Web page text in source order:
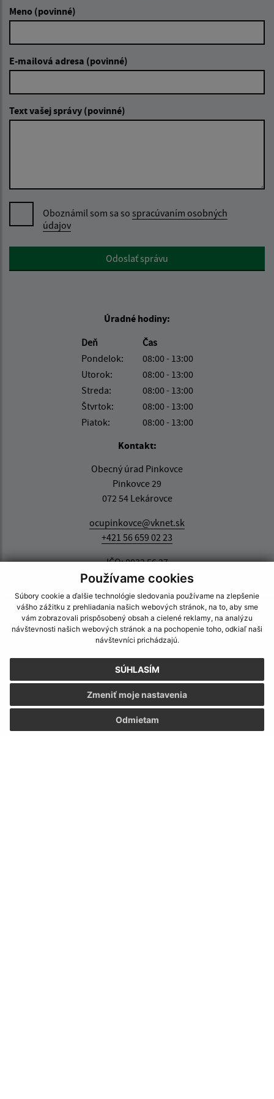
Používame cookies
Súbory cookie a ďalšie technológie sledovania používame na zlepšenie
vášho zážitku z prehliadania našich webových stránok, na to, aby sme
vám zobrazovali prispôsobený obsah a cielené reklamy, na analýzu
návštevnosti našich webových stránok a na pochopenie toho, odkiaľ naši
návštevníci prichádzajú.
SÚHLASÍM
Odmietam
Zmeniť moje nastavenia
Meno (povinné)
E-mailová adresa (povinné)
Text vašej správy (povinné)
Oboznámil som sa so spracúvaním osobných
údajov
Google reCaptcha ResponseOdoslať správu
Úradné hodiny:
Deň
Čas
Pondelok:
08:00 - 13:00
Utorok:
08:00 - 13:00
Streda:
08:00 - 13:00
Štvrtok:
08:00 - 13:00
Piatok:
08:00 - 13:00
Kontakt:
Obecný úrad Pinkovce
Pinkovce 29
072 54 Lekárovce
ocupinkovce@vknet.sk
+421 56 659 02 23
IČO: 0032 56 27